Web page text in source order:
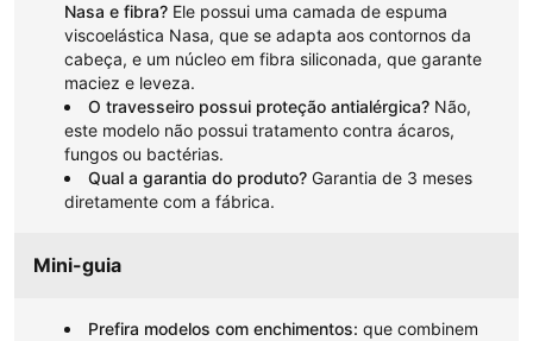
Nasa e fibra? Ele possui uma camada de espuma
viscoelástica Nasa, que se adapta aos contornos da
cabeça, e um núcleo em fibra siliconada, que garante
maciez e leveza.
O travesseiro possui proteção antialérgica? Não,
este modelo não possui tratamento contra ácaros,
fungos ou bactérias.
Qual a garantia do produto? Garantia de 3 meses
diretamente com a fábrica.
Mini-guia
Prefira modelos com enchimentos: que combinem